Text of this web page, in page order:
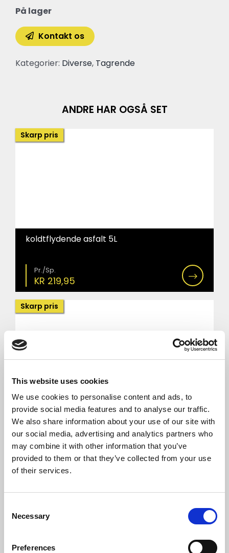
This website uses cookies
We use cookies to personalise content and ads, to
provide social media features and to analyse our traffic.
We also share information about your use of our site with
our social media, advertising and analytics partners who
may combine it with other information that you’ve
provided to them or that they’ve collected from your use
of their services.
Selection
Necessary
Preferences
På lager
Kontakt os
Kategorier: Diverse, Tagrende
ANDRE HAR OGSÅ SET
Skarp pris
koldtflydende asfalt 5L
Pr./Sp.
KR 219,95
Skarp pris
murpap 20cm 16mtr PF
Pr./Rl.
KR235,00